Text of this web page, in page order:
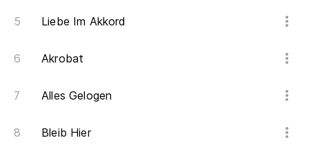
Liebe Im Akkord
Akrobat
Alles Gelogen
Bleib Hier